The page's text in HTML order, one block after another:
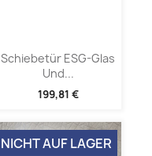
Schiebetür ESG-Glas
Und...
199,81 €
NICHT AUF LAGER